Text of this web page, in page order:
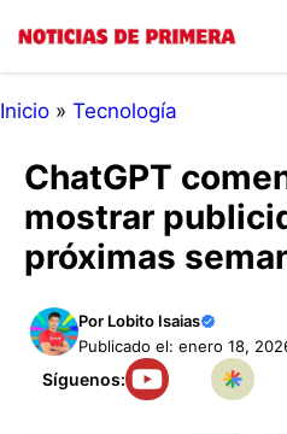
contenido
Inicio » Tecnología
ChatGPT
mostrar
próximas
Por Lobito Isaias
Publicado el: enero 18,
Síguenos: